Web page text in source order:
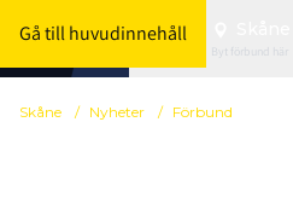
Gå till huvudinnehåll
Byt förbund här
Skåne / Nyheter / Förbund